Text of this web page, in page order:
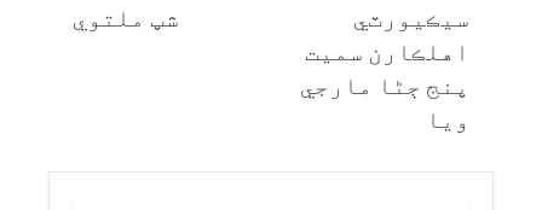
سيڪيورٽي
اهلڪارن سميت
پنج ڄڻا مارجي
ويا
شپ ملتوي